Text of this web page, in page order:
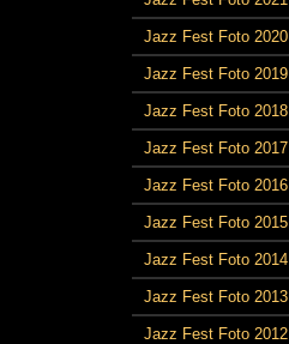
Jazz Fest Foto 2020
Jazz Fest Foto 2019
Jazz Fest Foto 2018
Jazz Fest Foto 2017
Jazz Fest Foto 2016
Jazz Fest Foto 2015
Jazz Fest Foto 2014
Jazz Fest Foto 2013
Jazz Fest Foto 2012